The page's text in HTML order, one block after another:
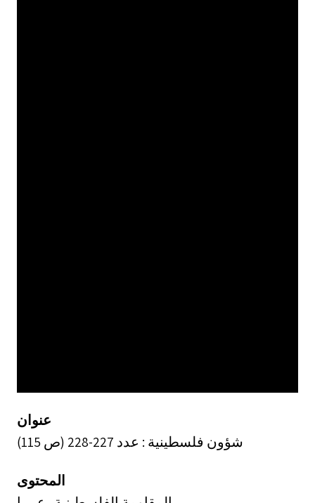
عنوان
شؤون فلسطينية : عدد 227-228 (ص 115)
المحتوى